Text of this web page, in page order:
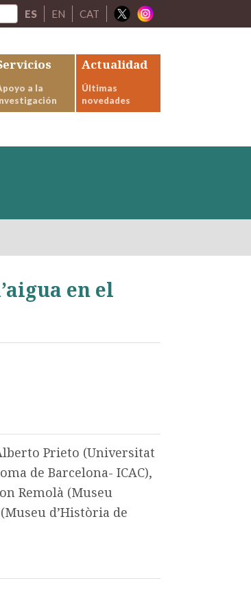
ES EN CAT
a la
Actualidad
Últimas
novedades
en el
Prieto (Universitat
de Barcelona- ICAC),
Remolà (Museu
d’Història de